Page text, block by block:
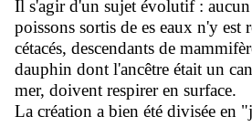
Il s'agir d'un sujet évolutif : aucun
poissons sortis de es eaux n'y est
cétacés, descendants de
dauphin dont l'ancêtre était un
mer, doivent respirer en surface.
La création a bien été divisée en